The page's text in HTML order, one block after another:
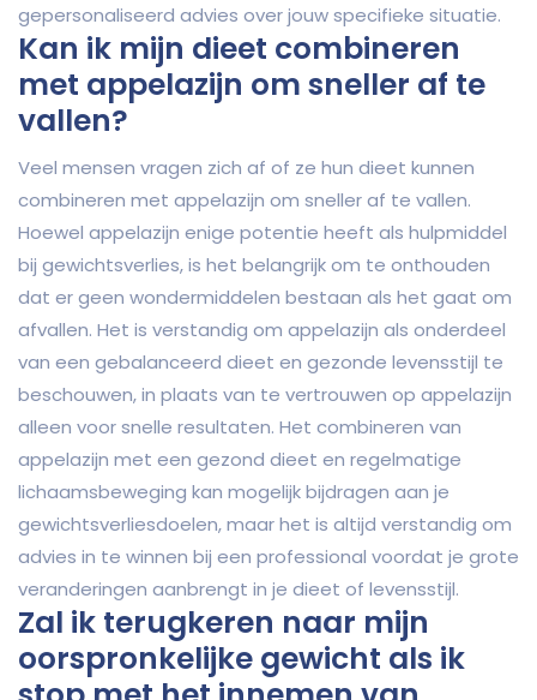
gepersonaliseerd advies over jouw specifieke situatie.
Kan ik mijn dieet combineren
met appelazijn om sneller af te
vallen?
Veel mensen vragen zich af of ze hun dieet kunnen
combineren met appelazijn om sneller af te vallen.
Hoewel appelazijn enige potentie heeft als hulpmiddel
bij gewichtsverlies, is het belangrijk om te onthouden
dat er geen wondermiddelen bestaan als het gaat om
afvallen. Het is verstandig om appelazijn als onderdeel
van een gebalanceerd dieet en gezonde levensstijl te
beschouwen, in plaats van te vertrouwen op appelazijn
alleen voor snelle resultaten. Het combineren van
appelazijn met een gezond dieet en regelmatige
lichaamsbeweging kan mogelijk bijdragen aan je
gewichtsverliesdoelen, maar het is altijd verstandig om
advies in te winnen bij een professional voordat je grote
veranderingen aanbrengt in je dieet of levensstijl.
Zal ik terugkeren naar mijn
oorspronkelijke gewicht als ik